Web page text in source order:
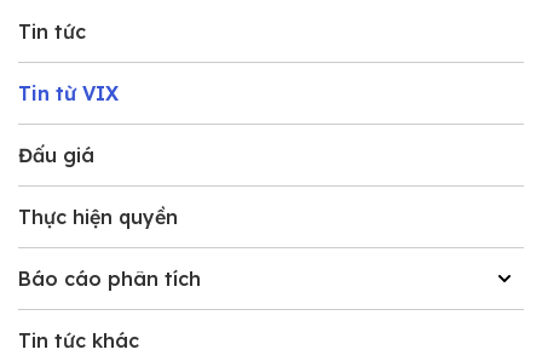
Tin tức
Tin từ VIX
Đấu giá
Thực hiện quyền
Báo cáo phân tích
Tin tức khác